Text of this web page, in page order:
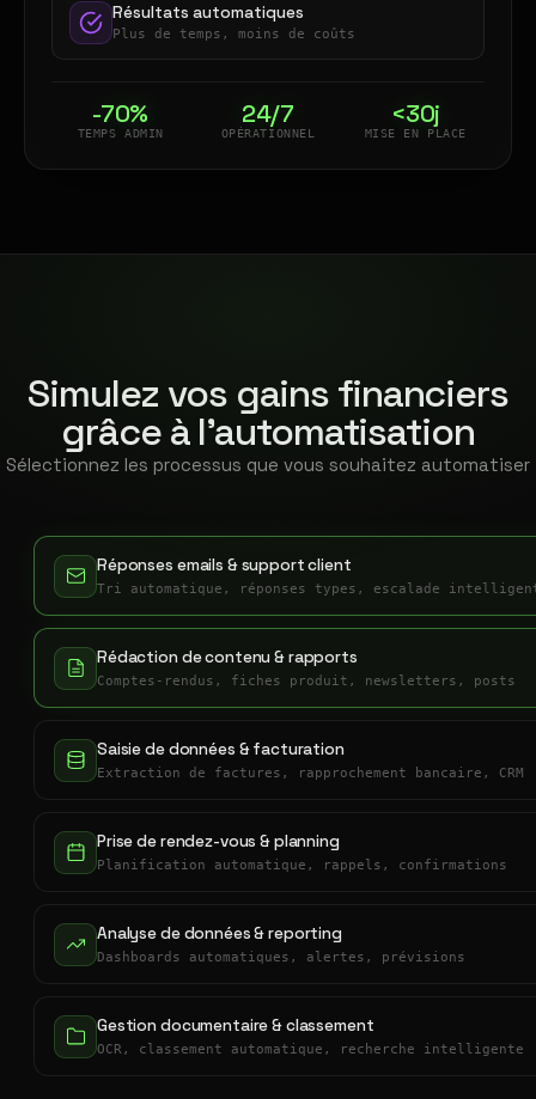
Résultats automatiques
Plus de temps, moins de coûts
-70%
TEMPS ADMIN
24/7
OPÉRATIONNEL
<30j
MISE EN PLACE
Simulez vos gains financiers
grâce à l'automatisation
Sélectionnez les processus que vous souhaitez automatiser
Réponses emails & support client
Tri automatique, réponses types, escalade
Rédaction de contenu & rapports
Comptes-rendus, fiches produit, newsletters, posts
Saisie de données & facturation
Extraction de factures, rapprochement bancaire, CRM
Prise de rendez-vous & planning
Planification automatique, rappels, confirmations
Analyse de données & reporting
Dashboards automatiques, alertes, prévisions
Gestion documentaire & classement
OCR, classement automatique, recherche intelligente